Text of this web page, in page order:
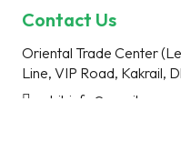
Contact Us
Oriental Trade Center
Line, VIP Road, Kakrail,
csbibinfo@gmail.com